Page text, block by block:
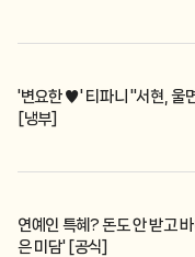
'변요한 ♥' 티파니 "서현, 울
[냉부]
연예인 특혜? 돈도 안 받고
은 미담' [공식]